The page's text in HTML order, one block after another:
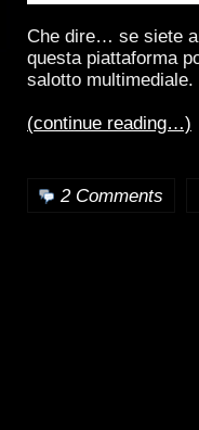
Che dire… se siete
questa piattaforma
salotto multimediale.
(continue reading…)
2 Comments